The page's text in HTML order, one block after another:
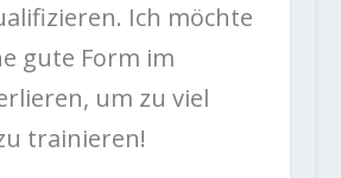
Ich möchte
gute Form im
um zu viel
trainieren!